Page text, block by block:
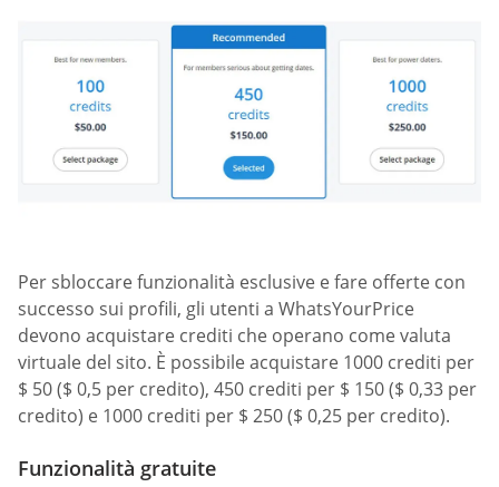
Per sbloccare funzionalità esclusive e fare offerte con
successo sui profili, gli utenti a WhatsYourPrice
devono acquistare crediti che operano come valuta
virtuale del sito. È possibile acquistare 1000 crediti per
$ 50 ($ 0,5 per credito), 450 crediti per $ 150 ($ 0,33 per
credito) e 1000 crediti per $ 250 ($ 0,25 per credito).
Funzionalità gratuite